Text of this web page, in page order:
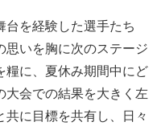
台を経験した選手たち
思いを胸に次のステージ
糧に、夏休み期間中にど
大会での結果を大きく左
に目標を共有し、日々